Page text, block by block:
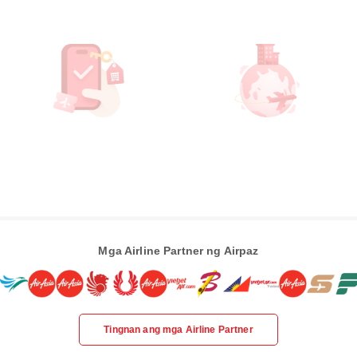
Mga Airline Partner ng Airpaz
Tingnan ang mga Airline Partner